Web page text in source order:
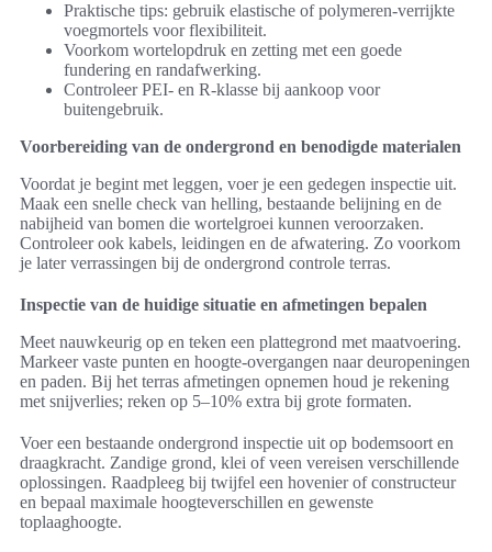
Praktische tips: gebruik elastische of polymeren-verrijkte
voegmortels voor flexibiliteit.
Voorkom wortelopdruk en zetting met een goede
fundering en randafwerking.
Controleer PEI- en R-klasse bij aankoop voor
buitengebruik.
Voorbereiding van de ondergrond en benodigde materialen
Voordat je begint met leggen, voer je een gedegen inspectie uit.
Maak een snelle check van helling, bestaande belijning en de
nabijheid van bomen die wortelgroei kunnen veroorzaken.
Controleer ook kabels, leidingen en de afwatering. Zo voorkom
je later verrassingen bij de ondergrond controle terras.
Inspectie van de huidige situatie en afmetingen bepalen
Meet nauwkeurig op en teken een plattegrond met maatvoering.
Markeer vaste punten en hoogte-overgangen naar deuropeningen
en paden. Bij het terras afmetingen opnemen houd je rekening
met snijverlies; reken op 5–10% extra bij grote formaten.
Voer een bestaande ondergrond inspectie uit op bodemsoort en
draagkracht. Zandige grond, klei of veen vereisen verschillende
oplossingen. Raadpleeg bij twijfel een hovenier of constructeur
en bepaal maximale hoogteverschillen en gewenste
toplaaghoogte.